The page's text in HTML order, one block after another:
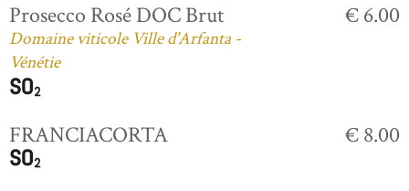
Prosecco Rosé DOC Brut
Domaine viticole Ville d'Arfanta -
Vénétie
€ 6.00
FRANCIACORTA € 8.00